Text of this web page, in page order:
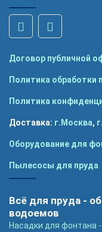
Договор публичной
Политика обработки
Политика
Доставка: г.Москва,
Оборудование для
Пылесосы для пруда
Всё для пруда -
водоемов
Насадки для фонтана